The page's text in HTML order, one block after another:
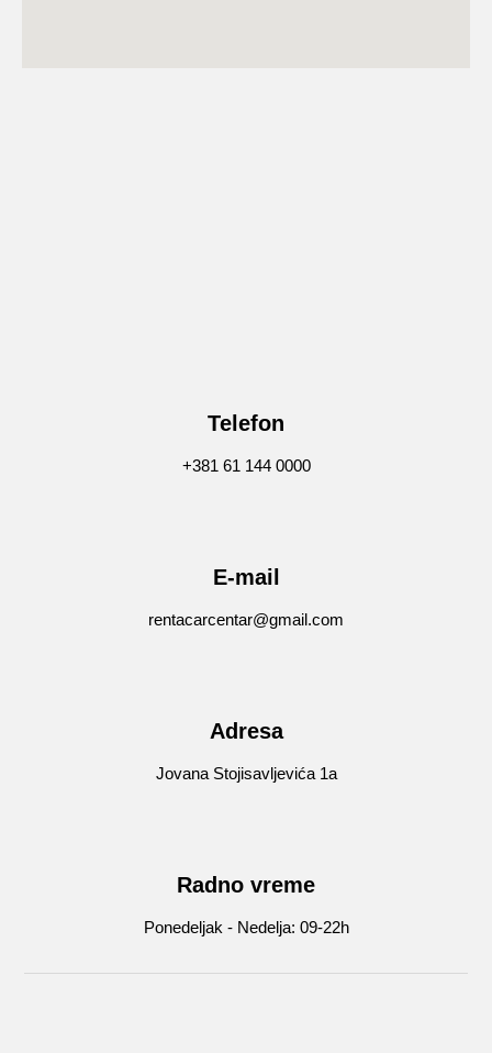
Telefon
+381 61 144 0000
E-mail
rentacarcentar@gmail.com
Adresa
Jovana Stojisavljevića 1a
Radno vreme
Ponedeljak - Nedelja: 09-22h